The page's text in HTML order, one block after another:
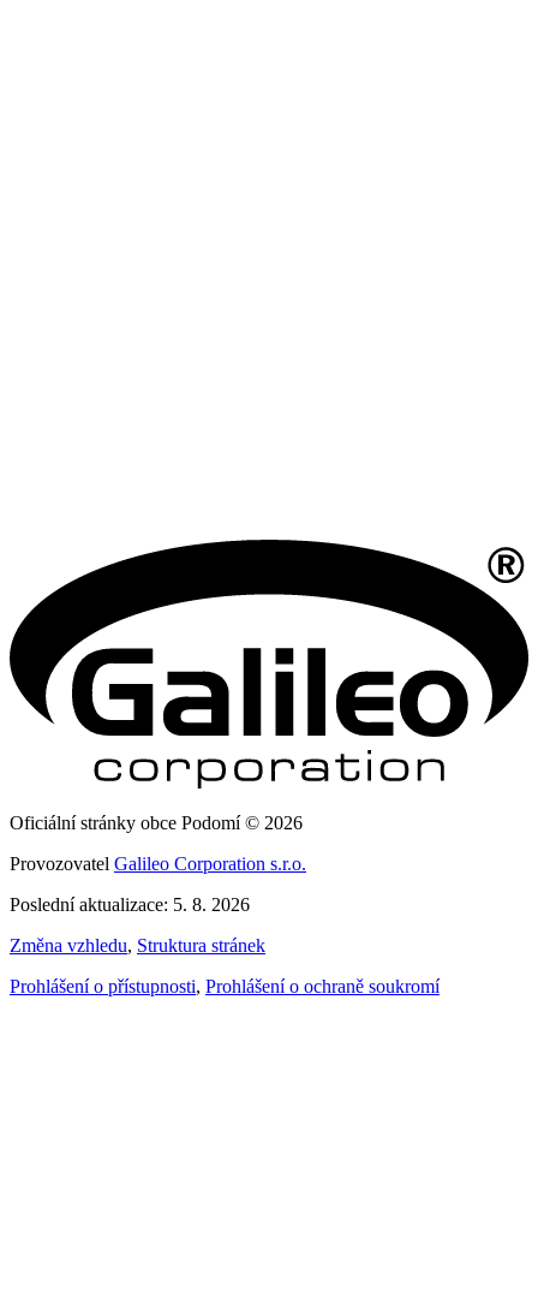
Oficiální stránky obce Podomí © 2026
Provozovatel Galileo Corporation s.r.o.
Poslední aktualizace: 5. 8. 2026
Změna vzhledu, Struktura stránek
Prohlášení o přístupnosti, Prohlášení o ochraně soukromí